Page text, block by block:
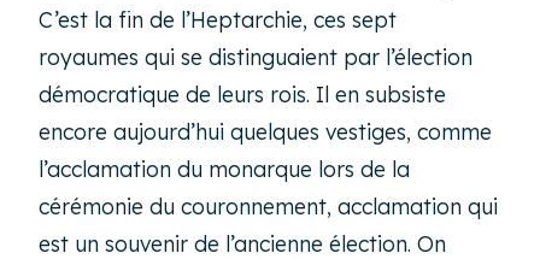
C’est la fin de l’Heptarchie, ces sept
royaumes qui se distinguaient par l’élection
démocratique de leurs rois. Il en subsiste
encore aujourd’hui quelques vestiges, comme
l’acclamation du monarque lors de la
cérémonie du couronnement, acclamation qui
est un souvenir de l’ancienne élection. On